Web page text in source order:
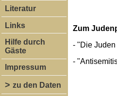
Literatur
Links
Hilfe durch
Gäste
Impressum
> zu den Daten
Zum
- "Die
-